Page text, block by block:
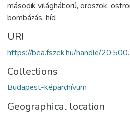
második világháború, oroszok,
bombázás, híd
URI
https://bea.fszek.hu/handle/
Collections
Budapest-képarchívum
Geographical location